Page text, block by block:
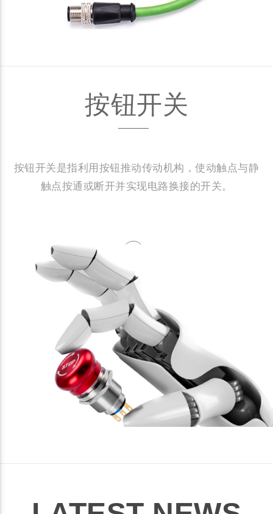
按钮开关
按钮开关是指利用按钮推动传动机构，使动触点与静
触点按通或断开并实现电路换接的开关。